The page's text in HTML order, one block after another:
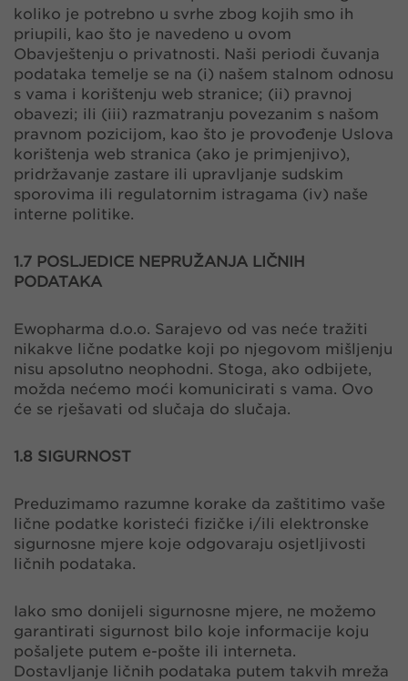
koliko je potrebno u svrhe zbog kojih smo ih
priupili, kao što je navedeno u ovom
Obavještenju o privatnosti. Naši periodi čuvanja
podataka temelje se na (i) našem stalnom odnosu
s vama i korištenju web stranice; (ii) pravnoj
obavezi; ili (iii) razmatranju povezanim s našom
pravnom pozicijom, kao što je provođenje Uslova
korištenja web stranica (ako je primjenjivo),
pridržavanje zastare ili upravljanje sudskim
sporovima ili regulatornim istragama (iv) naše
interne politike.
1.7 POSLJEDICE NEPRUŽANJA LIČNIH
PODATAKA
Ewopharma d.o.o. Sarajevo od vas neće tražiti
nikakve lične podatke koji po njegovom mišljenju
nisu apsolutno neophodni. Stoga, ako odbijete,
možda nećemo moći komunicirati s vama. Ovo
će se rješavati od slučaja do slučaja.
1.8 SIGURNOST
Preduzimamo razumne korake da zaštitimo vaše
lične podatke koristeći fizičke i/ili elektronske
sigurnosne mjere koje odgovaraju osjetljivosti
ličnih podataka.
Iako smo donijeli sigurnosne mjere, ne možemo
garantirati sigurnost bilo koje informacije koju
pošaljete putem e-pošte ili interneta.
Dostavljanje ličnih podataka putem takvih mreža